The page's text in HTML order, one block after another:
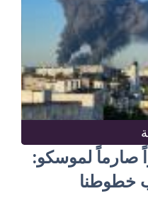
صارماً لموسكو:
خطوطنا